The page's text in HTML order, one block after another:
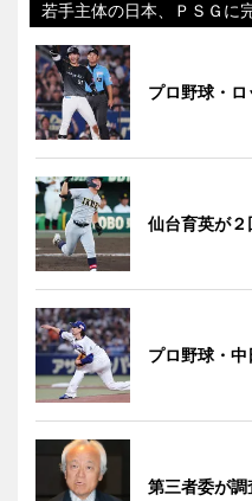
若手主体の日本、ＰＳＧに
プロ野球・
仙台育英が
プロ野球・
第三者委が